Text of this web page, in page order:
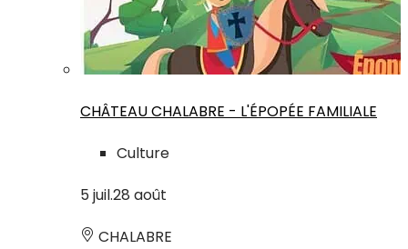
CHÂTEAU CHALABRE - L'ÉPOPÉE FAMILIALE
Culture
5 juil.28 août
CHALABRE